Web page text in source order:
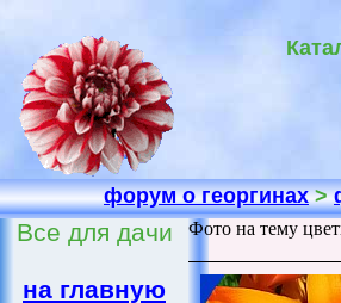
форум о георгинах>
Все для дачи
на главную
Фото на тему